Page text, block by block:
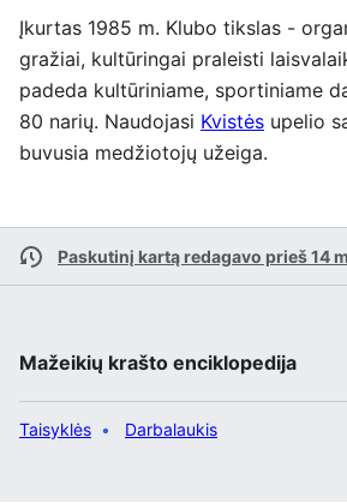
Įkurtas 1985 m. Klubo tikslas -
gražiai, kultūringai praleisti
padeda kultūriniame, sportiniame
80 narių. Naudojasi Kvistės upelio
buvusia medžiotojų užeiga.
Paskutinį kartą redagavo prieš 14
Mažeikių krašto enciklopedija
Taisyklės Darbalaukis